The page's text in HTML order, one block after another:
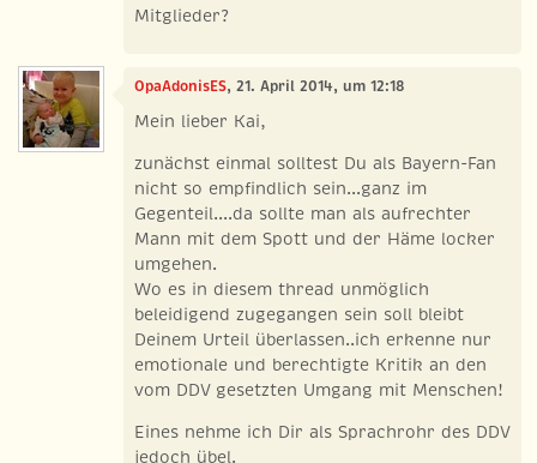
Mitglieder?
OpaAdonisES, 21. April 2014, um 12:18
Mein lieber Kai,
zunächst einmal solltest Du als Bayern-Fan
nicht so empfindlich sein...ganz im
Gegenteil....da sollte man als aufrechter
Mann mit dem Spott und der Häme locker
umgehen.
Wo es in diesem thread unmöglich
beleidigend zugegangen sein soll bleibt
Deinem Urteil überlassen..ich erkenne nur
emotionale und berechtigte Kritik an den
vom DDV gesetzten Umgang mit Menschen!
Eines nehme ich Dir als Sprachrohr des DDV
jedoch übel.